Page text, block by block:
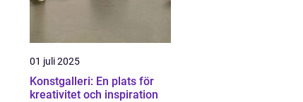
01 juli 2025
Konstgalleri: En plats för
kreativitet och inspiration